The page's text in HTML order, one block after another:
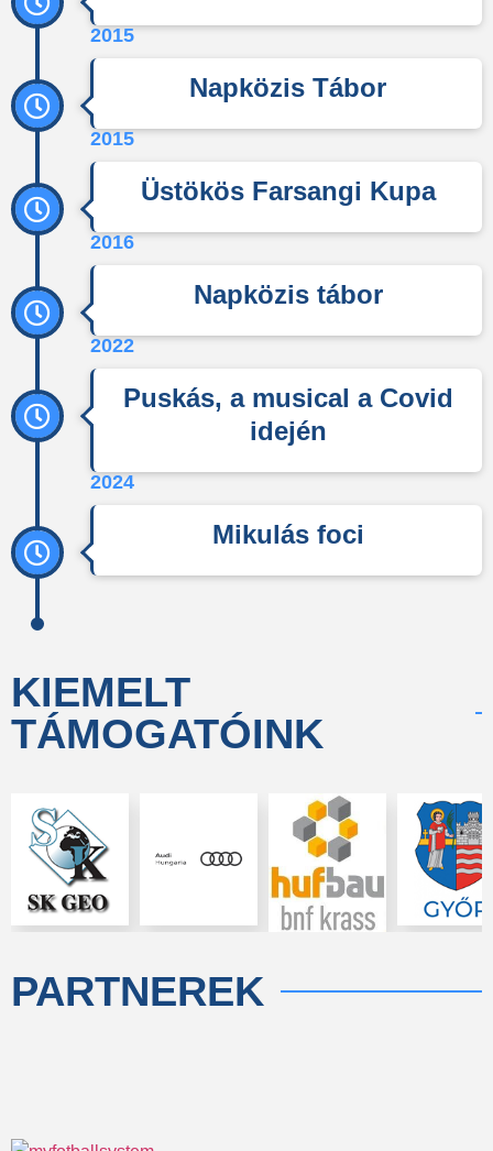
2015
Napközis Tábor
2015
Üstökös Farsangi Kupa
2016
Napközis tábor
2022
Puskás, a musical a Covid
idején
2024
Mikulás foci
KIEMELT
TÁMOGATÓINK
PARTNEREK